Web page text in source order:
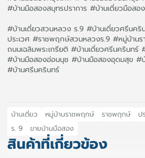
#บ้านมือสองสมุทรปราการ #บ้านเดี่ยวมือสอ
#บ้านเดี่ยวสวนหลวง ร.9 #บ้านเดี่ยวศรีนคริ
ประเวศ #ราชพฤกษ์สวนหลวงร.9 #หมู่บ้าน
ถนนเฉลิมพระเกรียติ #บ้านเดี่ยวศรีนครินทร์
#บ้านมือสองอ่อนนุช #บ้านมือสองอุดมสุข #
#บ้านศรีนครินทร์
บ้านเดี่ยว หมู่บ้านราชพฤกษ์ ราชพฤกษ์ ป
ร. 9
ขายบ้านมือสอง
สินค้าที่เกี่ยวข้อง